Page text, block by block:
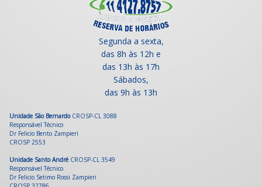
Segunda a sexta,
das 8h às 12h e
das 13h às 17h
Sábados,
das 9h às 13h
Unidade São Bernardo CROSP-CL 3088
Responsável Técnico
Dr Felicio Bento Zampieri
CROSP 2553
Unidade Santo AndréCROSP-CL 3549
Responsável Técnico
Dr Felicio Setimo Rossi Zampieri